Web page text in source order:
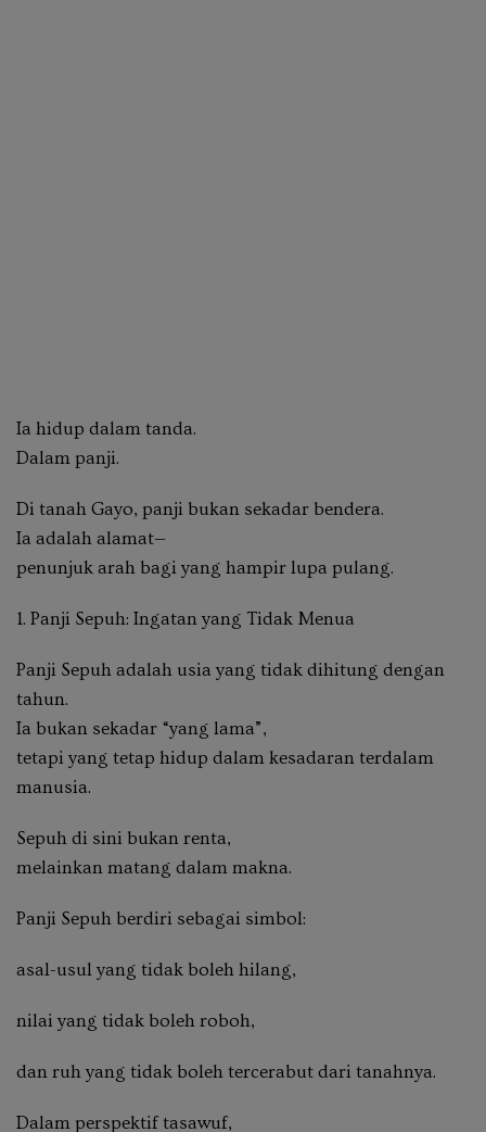
Ia hidup dalam tanda.
Dalam panji.
Di tanah Gayo, panji bukan sekadar bendera.
Ia adalah alamat—
penunjuk arah bagi yang hampir lupa pulang.
1. Panji Sepuh: Ingatan yang Tidak Menua
Panji Sepuh adalah usia yang tidak dihitung dengan
tahun.
Ia bukan sekadar “yang lama”,
tetapi yang tetap hidup dalam kesadaran terdalam
manusia.
Sepuh di sini bukan renta,
melainkan matang dalam makna.
Panji Sepuh berdiri sebagai simbol:
asal-usul yang tidak boleh hilang,
nilai yang tidak boleh roboh,
dan ruh yang tidak boleh tercerabut dari tanahnya.
Dalam perspektif tasawuf,